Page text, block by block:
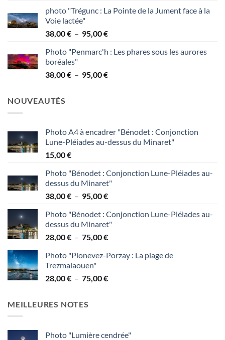
prix :
à
photo "Trégunc : La Pointe de la Jument face à la
Voie lactée"
38,00€ – 95,00€Plage
prix :
à
Photo "Penmarc'h : Les phares sous les aurores
boréales"
38,00€ – 95,00€Plage
NOUVEAUTÉS
Photo A4 à encadrer "Bénodet : Conjonction
Lune-Pléiades au-dessus du Minaret"
15,00€
Photo "Bénodet : Conjonction Lune-Pléiades au-
dessus du Minaret"
38,00€ – 95,00€Plage
prix :
38,00 €
à
Photo "Bénodet : Conjonction Lune-Pléiades au-
dessus du Minaret"
28,00€ – 75,00€Plage
prix :
à
Photo "Plonevez-Porzay : La plage de
Trezmalaouen"
28,00€ – 75,00€Plage
MEILLEURES NOTES
Photo "Lumière cendrée"